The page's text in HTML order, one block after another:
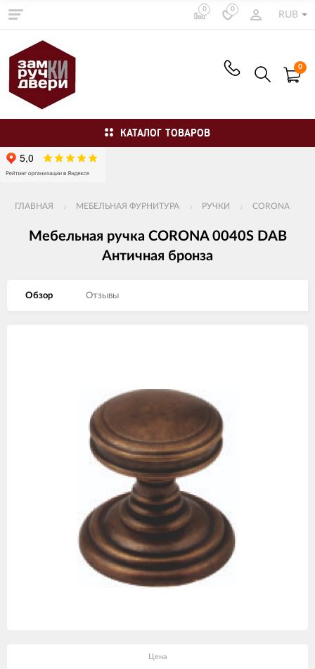
0 0
RUB
0
КАТАЛОГ ТОВАРОВ
ГЛАВНАЯ МЕБЕЛЬНАЯ ФУРНИТУРА РУЧКИ CORONA
Мебельная ручка CORONA 0040S DAB
Античная бронза
Обзор Отзывы
Цена